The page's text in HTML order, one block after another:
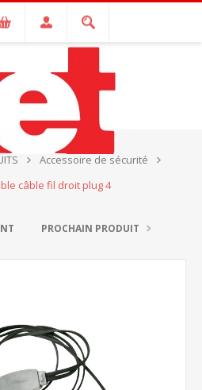
Accessoire de sécurité
câble fil droit plug 4
PROCHAIN PRODUIT